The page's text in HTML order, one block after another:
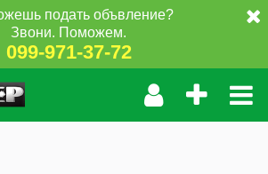
подать объвление?
Звони. Поможем.
099-971-37-72